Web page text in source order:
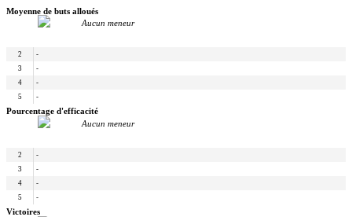
Moyenne de buts alloués
Aucun meneur
2
-
3
-
4
-
5
-
Pourcentage d'efficacité
Aucun meneur
2
-
3
-
4
-
5
-
Victoires